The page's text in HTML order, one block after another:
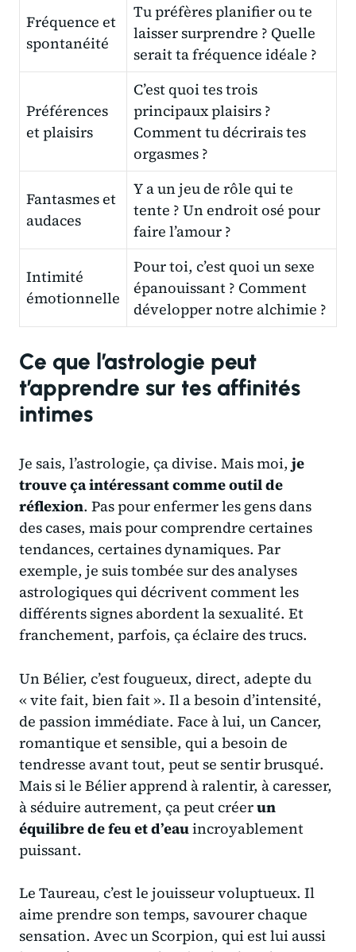
Fréquence et
spontanéité
Tu préfères planifier ou te
laisser surprendre ? Quelle
serait ta fréquence idéale ?
Préférences
et plaisirs
C’est quoi tes trois
principaux plaisirs ?
Comment tu décrirais tes
orgasmes ?
Fantasmes et
audaces
Y a un jeu de rôle qui te
tente ? Un endroit osé pour
faire l’amour ?
Intimité
émotionnelle
Pour toi, c’est quoi un sexe
épanouissant ? Comment
développer notre alchimie ?
Ce que l’astrologie peut
t’apprendre sur tes affinités
intimes
Je sais, l’astrologie, ça divise. Mais moi, je
trouve ça intéressant comme outil de
réflexion. Pas pour enfermer les gens dans
des cases, mais pour comprendre certaines
tendances, certaines dynamiques. Par
exemple, je suis tombée sur des analyses
astrologiques qui décrivent comment les
différents signes abordent la sexualité. Et
franchement, parfois, ça éclaire des trucs.
Un Bélier, c’est fougueux, direct, adepte du
« vite fait, bien fait ». Il a besoin d’intensité,
de passion immédiate. Face à lui, un Cancer,
romantique et sensible, qui a besoin de
tendresse avant tout, peut se sentir brusqué.
Mais si le Bélier apprend à ralentir, à caresser,
à séduire autrement, ça peut créerun
équilibre de feu et d’eauincroyablement
puissant.
Le Taureau, c’est le jouisseur voluptueux. Il
aime prendre son temps, savourer chaque
sensation. Avec un Scorpion, qui est lui aussi